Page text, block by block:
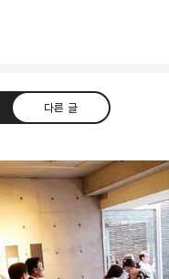
다른 글
2004
라인 트위터